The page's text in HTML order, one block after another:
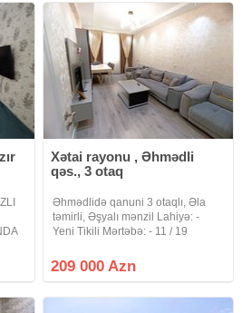
Xətai rayonu , Əhmədli
qəs., 3 otaq
Əhmədlidə qanuni 3 otaqlı, Əla
təmirli, Əşyalı mənzil Lahiyə: -
Yeni Tikili Mərtəbə: - 11 / 19
sayı: - 3 Qanuni 3 otaqdı Sənəd:-
Çıxarış (kupça) Kommunal:- Qaz,
209 000 Azn